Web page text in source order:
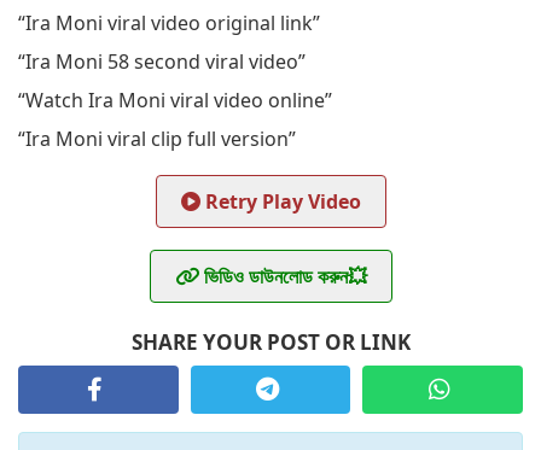
“Ira Moni viral video original link”
“Ira Moni 58 second viral video”
“Watch Ira Moni viral video online”
“Ira Moni viral clip full version”
Retry Play Video
ভিডিও ডাউনলোড করুন💥
SHARE YOUR POST OR LINK